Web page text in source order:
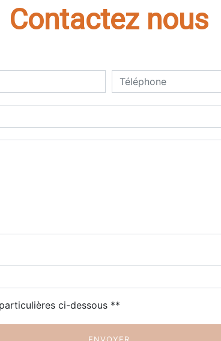
Contactez nous
ci-dessous **